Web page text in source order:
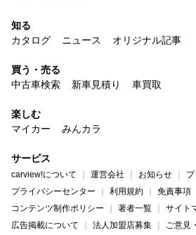
知る
カタログ
ニュース オリジナル記事
買う・売る
中古車検索
新車見積り 車買取
楽しむ
マイカー
みんカラ
サービス
carview!について 運営会社 お知らせ
プライバシーセンター
利用規約
免責事項
コンテンツ制作ポリシー
著者一覧
サイト
広告掲載について
法人加盟店募集
ご意見